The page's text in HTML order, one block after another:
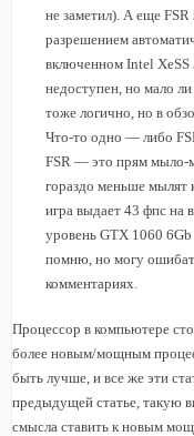
не заметил). А еще
разрешением
включенном Intel XeSS
недоступен, но мало
тоже логично, но в
Что-то одно — либо
FSR — это прям мыло-
гораздо меньше мылят
игра выдает 43 фпс на
уровень GTX 1060
помню, но могу
комментариях.
Процессор в компьютере
более новым/мощным
быть лучше, и все же эти
предыдущей статье, такую
смысла ставить к новым